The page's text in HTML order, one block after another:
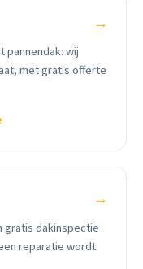
→
pannendak: wij
met gratis offerte
→
gratis dakinspectie
reparatie wordt.